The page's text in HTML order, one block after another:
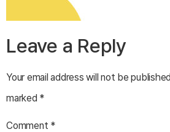
Leave a Reply
Your email address will not be
marked *
Comment *